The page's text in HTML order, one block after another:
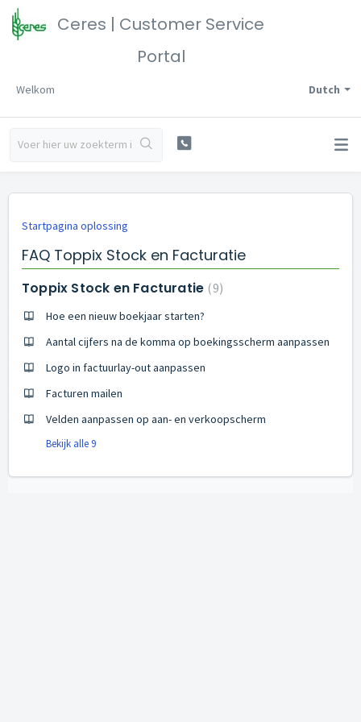
Ceres | Customer Service
Portal
Dutch
Welkom
Startpagina oplossing
FAQ Toppix Stock en Facturatie
Toppix Stock en Facturatie 9
Hoe een nieuw boekjaar starten?
Aantal cijfers na de komma op boekingsscherm aanpassen
Logo in factuurlay-out aanpassen
Facturen mailen
Velden aanpassen op aan- en verkoopscherm
Bekijk alle 9